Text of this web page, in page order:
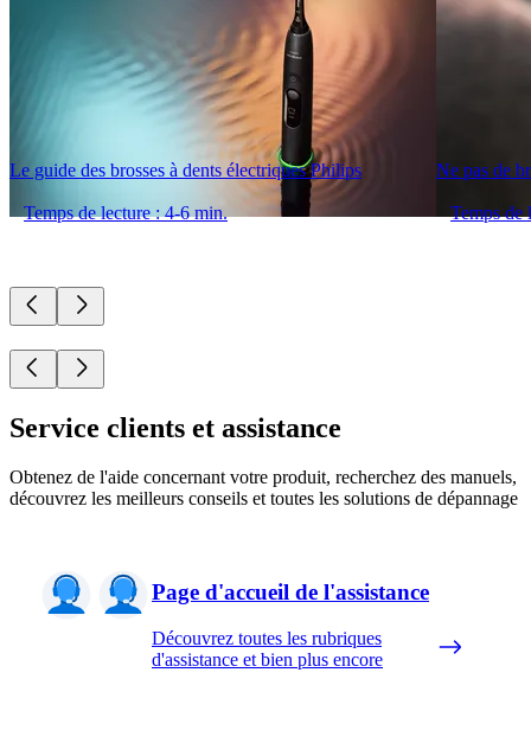
Le guide des brosses à dents électriques Philips
Temps de lecture : 4-6 min.
Ne pas de
Temps de
Service clients et assistance
Obtenez de l'aide concernant votre produit, recherchez des manuels,
découvrez les meilleurs conseils et toutes les solutions de dépannage
Page d'accueil de l'assistance
Découvrez toutes les rubriques
d'assistance et bien plus encore